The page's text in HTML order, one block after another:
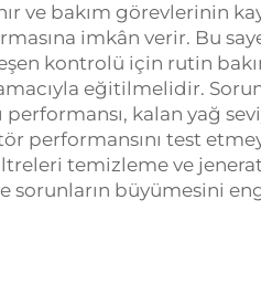
ve bakım görevlerinin
imkân verir. Bu
kontrolü için rutin
eğitilmelidir.
performansı, kalan yağ
performansını test
temizleme ve
sorunların büyümesini